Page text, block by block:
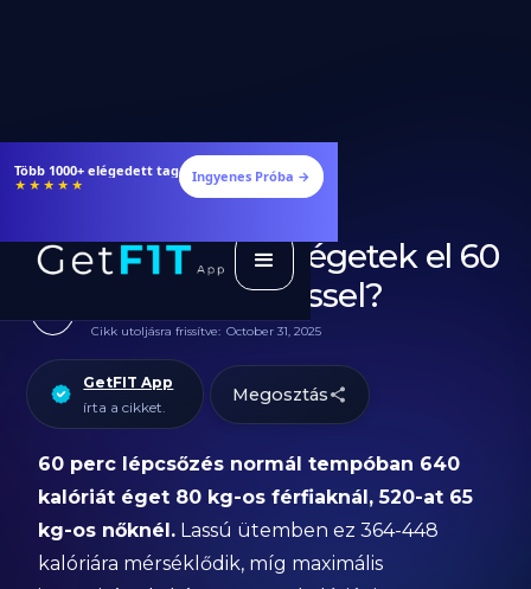
Több 1000+ elégedett tag
★★★★★ Ingyenes Próba →
Hány kalóriát égetek el 60
perc lépcsőzéssel?
Cikk utoljásra frissítve: October 31, 2025
GetFIT App
írta a cikket.
Megosztás
60 perc lépcsőzés normál tempóban 640
kalóriát éget 80 kg-os férfiaknál, 520-at 65
kg-os nőknél. Lassú ütemben ez 364-448
kalóriára mérséklődik, míg maximális